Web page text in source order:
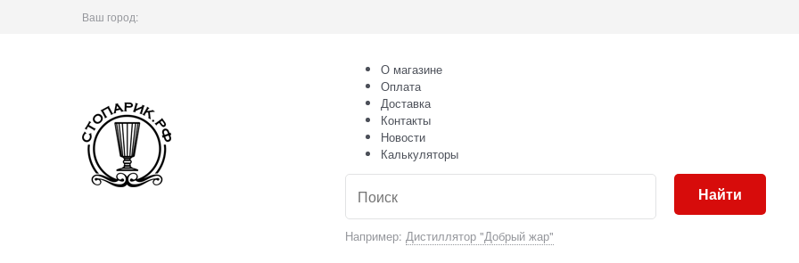
Ваш город:
О магазине
Оплата
Доставка
Контакты
Новости
Калькуляторы
Например: Дистиллятор "Добрый жар"
Найти